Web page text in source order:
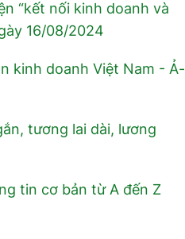
“kết nối kinh doanh và
16/08/2024
kinh doanh Việt Nam - Ả-
tương lai dài, lương
tin cơ bản từ A đến Z